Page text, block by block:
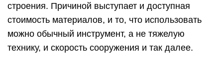
строения. Причиной выступает и доступная
стоимость материалов, и то, что использовать
можно обычный инструмент, а не тяжелую
технику, и скорость сооружения и так далее.